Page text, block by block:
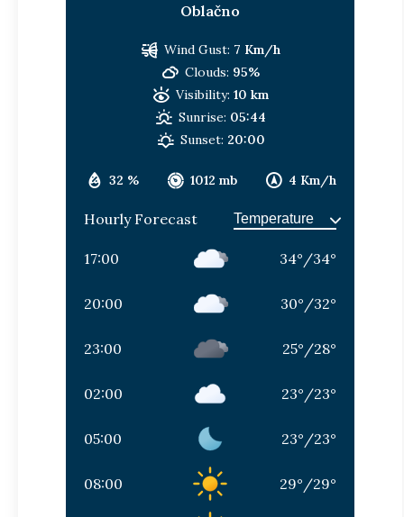
Oblačno
32 % 1012 mb 4 Km/h
Wind Gust: 7 Km/h
Clouds: 95%
Visibility: 10 km
Sunrise: 05:44
Sunset: 20:00
Hourly Forecast
17:00 34° /34°
20:00 30° /32°
23:00 25° /28°
02:00 23° /23°
05:00 23° /23°
08:00 29° /29°